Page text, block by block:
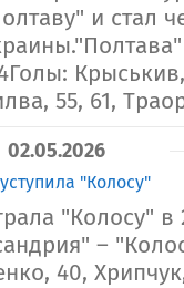
и стал
55, 61,
02.05.2026
"Колосу"
"Колосу" в
–
40,